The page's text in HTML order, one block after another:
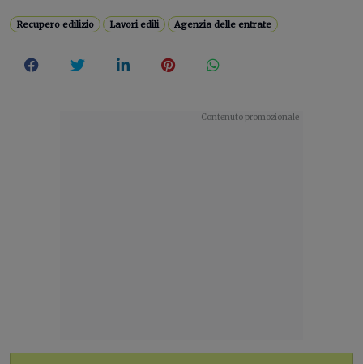
Recupero edilizio Lavori edili Agenzia delle entrate